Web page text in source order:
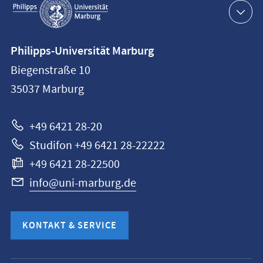
Navigation
Philipps-
Universität
Marburg
Philipps-Universität Marburg
Biegenstraße 10
35037 Marburg
+49 6421 28-20
Studifon +49 6421 28-22222
+49 6421 28-22500
info@uni-marburg.de
KONTAKT & SERVICE